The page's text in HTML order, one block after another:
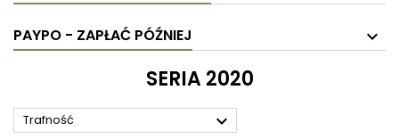
PAYPO - ZAPŁAĆ PÓŹNIEJ
SERIA 2020
Trafność 